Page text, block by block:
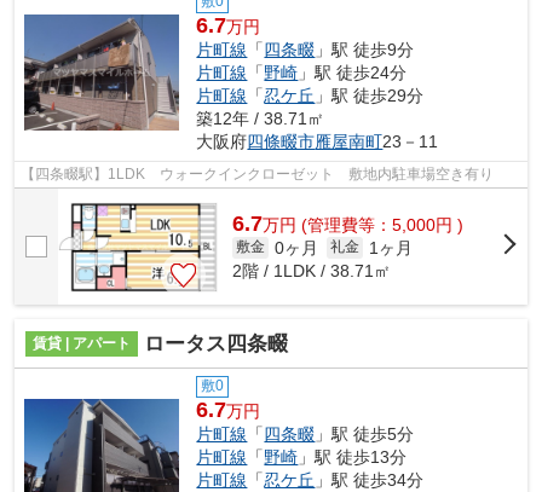
6.7万円
片町線 「四条畷 」駅 徒歩9分
片町線 「野崎 」駅 徒歩24分
片町線 「忍ケ丘 」駅 徒歩29分
築12年 / 38.71㎡
大阪府四條畷市雁屋南町23－11
【四条畷駅】1LDK ウォークインクローゼット 敷地内駐車場空き有り
6.7万円 (管理費等：5,000円 )
敷金 0ヶ月 礼金
1ヶ月
2階 / 1LDK / 38.71㎡
賃貸 | アパート ロータス四条畷
敷0
6.7万円
片町線 「四条畷 」駅 徒歩5分
片町線 「野崎 」駅 徒歩13分
片町線 「忍ケ丘 」駅 徒歩34分